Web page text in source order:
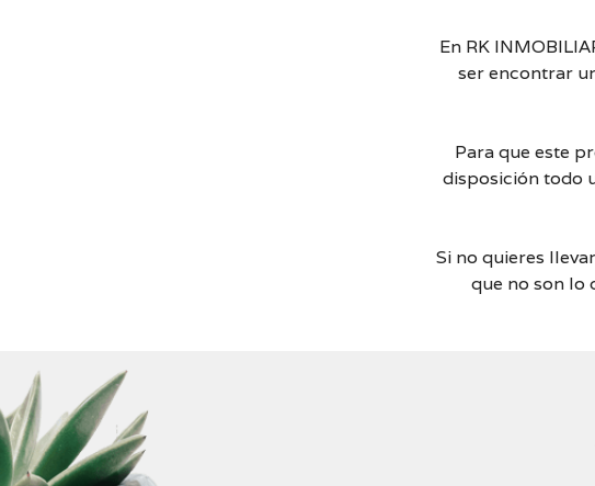
En RK
ser encontrar
Para que este
disposición todo
Si no quieres
que no son lo